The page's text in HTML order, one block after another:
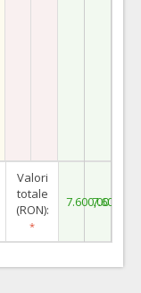
Valori
totale
(RON):
*
7.600,007.600,00